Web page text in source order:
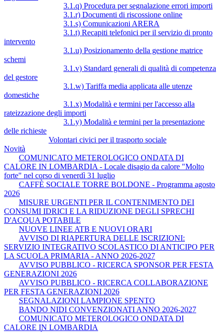
3.1.q) Procedura per segnalazione errori importi
3.1.r) Documenti di riscossione online
3.1.s) Comunicazioni ARERA
3.1.t) Recapiti telefonici per il servizio di pronto
intervento
3.1.u) Posizionamento della gestione matrice
schemi
3.1.v) Standard generali di qualità di competenza
del gestore
3.1.w) Tariffa media applicata alle utenze
domestiche
3.1.x) Modalità e termini per l'accesso alla
rateizzazione degli importi
3.1.y) Modalità e termini per la presentazione
delle richieste
Volontari civici per il trasporto sociale
Novità
COMUNICATO METEROLOGICO ONDATA DI
CALORE IN LOMBARDIA - Locale disagio da calore "Molto
forte" nel corso di venerdì 31 luglio
CAFFÈ SOCIALE TORRE BOLDONE - Programma agosto
2026
MISURE URGENTI PER IL CONTENIMENTO DEI
CONSUMI IDRICI E LA RIDUZIONE DEGLI SPRECHI
D'ACQUA POTABILE
NUOVE LINEE ATB E NUOVI ORARI
AVVISO DI RIAPERTURA DELLE ISCRIZIONI:
SERVIZIO INTEGRATIVO SCOLASTICO DI ANTICIPO PER
LA SCUOLA PRIMARIA - ANNO 2026-2027
AVVISO PUBBLICO - RICERCA SPONSOR PER FESTA
GENERAZIONI 2026
AVVISO PUBBLICO - RICERCA COLLABORAZIONE
PER FESTA GENERAZIONI 2026
SEGNALAZIONI LAMPIONE SPENTO
BANDO NIDI CONVENZIONATI ANNO 2026-2027
COMUNICATO METEROLOGICO ONDATA DI
CALORE IN LOMBARDIA